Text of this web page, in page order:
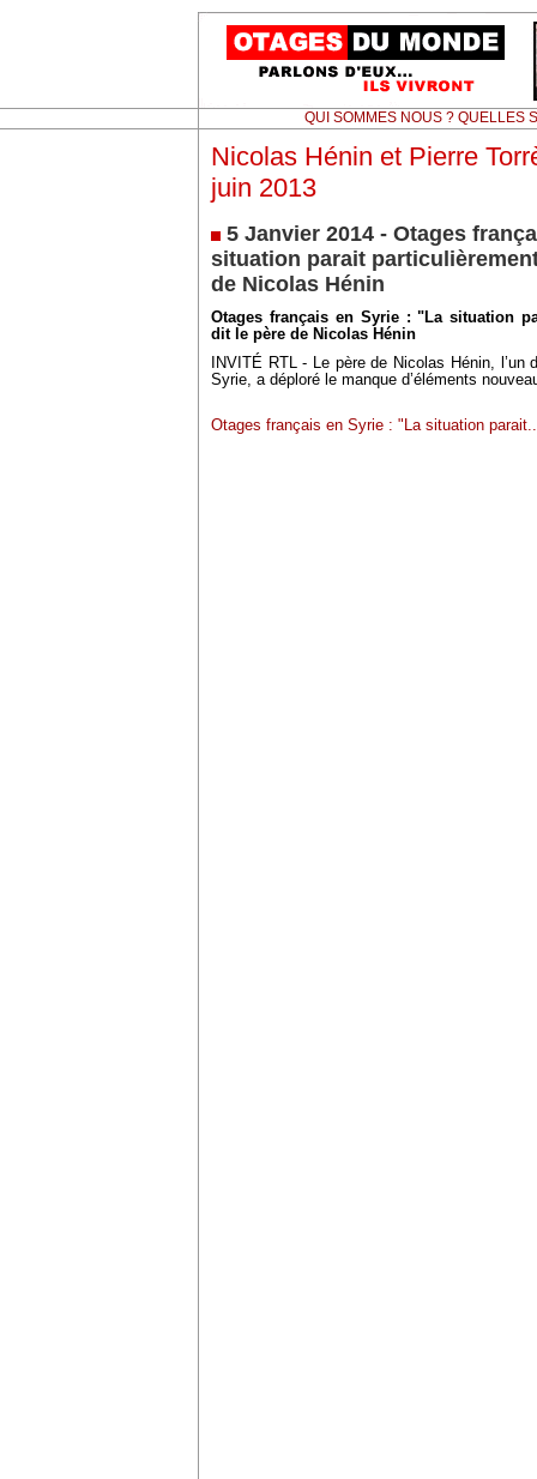
QUI SOMMES NOUS ? QUELLES
Nicolas Hénin et Pierre
juin 2013
5 Janvier 2014 - Otages
situation parait
de Nicolas Hénin
Otages français en Syrie : "La situation
dit le père de Nicolas Hénin
INVITÉ RTL - Le père de Nicolas Hénin,
Syrie, a déploré le manque d’éléments
Otages français en Syrie : "La situation